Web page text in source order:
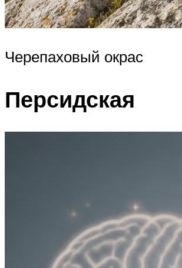
Черепаховый окрас
Персидская